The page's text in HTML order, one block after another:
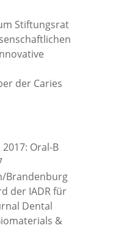
Stiftungsrat
der Caries
2017: Oral-B
Brandenburg
der IADR für
Dental
&